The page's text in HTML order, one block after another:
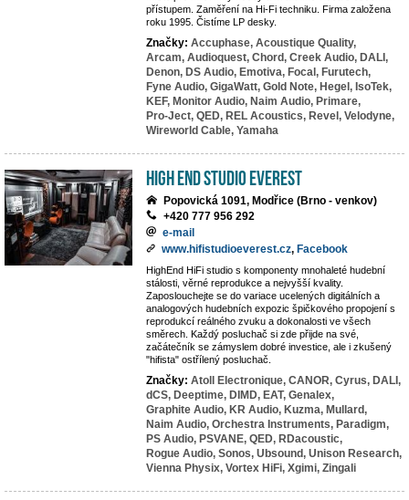
přístupem. Zaměření na Hi-Fi techniku. Firma založena
roku 1995. Čistíme LP desky.
Značky: Accuphase, Acoustique Quality,
Arcam, Audioquest, Chord, Creek Audio, DALI,
Denon, DS Audio, Emotiva, Focal, Furutech,
Fyne Audio, GigaWatt, Gold Note, Hegel, IsoTek,
KEF, Monitor Audio, Naim Audio, Primare,
Pro-Ject, QED, REL Acoustics, Revel, Velodyne,
Wireworld Cable, Yamaha
High End Studio EVEREST
Popovická 1091, Modřice (Brno - venkov)
+420 777 956 292
e-mail
www.hifistudioeverest.cz, Facebook
HighEnd HiFi studio s komponenty mnohaleté hudební
stálosti, věrné reprodukce a nejvyšší kvality.
Zaposlouchejte se do variace ucelených digitálních a
analogových hudebních expozic špičkového propojení s
reprodukcí reálného zvuku a dokonalosti ve všech
směrech. Každý posluchač si zde přijde na své,
začátečník se zámyslem dobré investice, ale i zkušený
"hifista" ostřílený posluchač.
Značky: Atoll Electronique, CANOR, Cyrus, DALI,
dCS, Deeptime, DIMD, EAT, Genalex,
Graphite Audio, KR Audio, Kuzma, Mullard,
Naim Audio, Orchestra Instruments, Paradigm,
PS Audio, PSVANE, QED, RDacoustic,
Rogue Audio, Sonos, Ubsound, Unison Research,
Vienna Physix, Vortex HiFi, Xgimi, Zingali